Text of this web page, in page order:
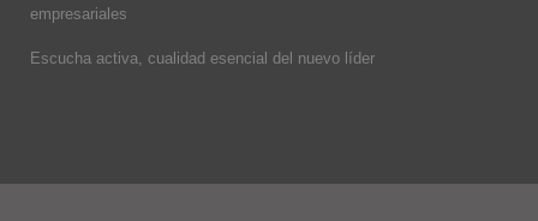
empresariales
Escucha activa, cualidad esencial del nuevo líder